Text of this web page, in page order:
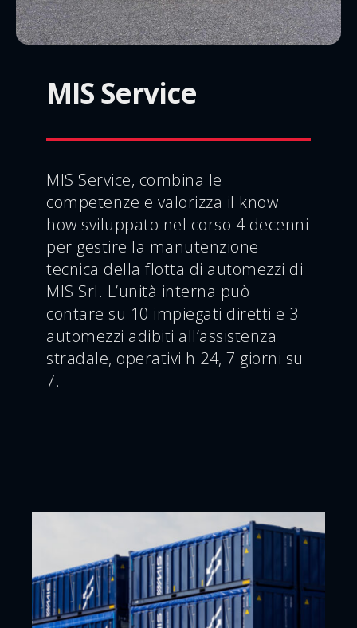
MIS Service
MIS Service, combina le
competenze e valorizza il know
how sviluppato nel corso 4 decenni
per gestire la manutenzione
tecnica della flotta di automezzi di
MIS Srl. L’unità interna può
contare su 10 impiegati diretti e 3
automezzi adibiti all’assistenza
stradale, operativi h 24, 7 giorni su
7.